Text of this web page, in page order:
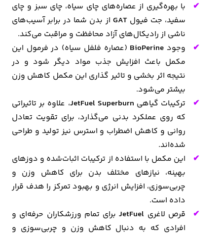
با بهره‌گیری از عصاره‌های چای سیاه، چای سبز و چای
سفید، جت فیولGAT از بدن شما در برابر آسیب‌های
ناشی از رادیکال‌های آزاد محافظت و مراقبت می‌کند.
وجود BioPerine (عصاره فلفل سیاه) در فرمول این
مکمل باعث افزایش جذب مواد دیگر شود و در
نتیجه اثر بخشی و تاثیر گذاری این مکمل کاهش وزن
بیشتر می‌شود.
ترکیبات گیاهی JetFuel Superburn، علاوه بر تاثیراتی
که روی عملکرد بدنی می‌گذارد، برای تقویت تعادل
روانی و کاهش اضطراب و استرس نیز تولید و طراحی
شده‌اند.
این مکمل با استفاده از ترکیبات اثبات‌شده و دوزهای
بهینه، نیازهای مختلف بدن برای کاهش وزن و
چربی‌سوزی، افزایش انرژی و بهبود تمرکز را هدف قرار
داده است.
قرص لاغری JetFuel برای تمام ورزشکاران حرفه‌ای و
افرادی که به دنبال کاهش وزن و چربی‌سوزی و